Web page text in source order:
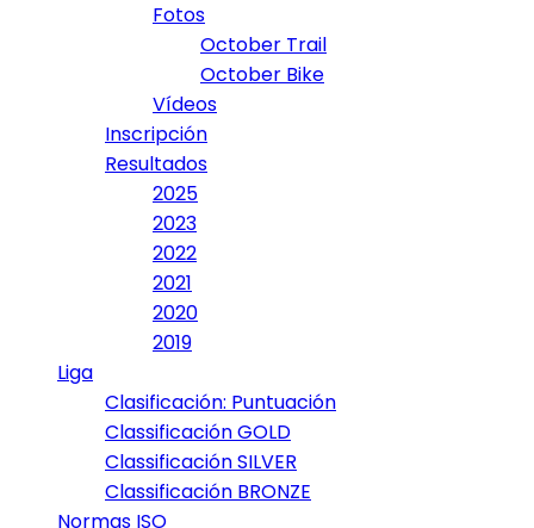
Fotos
October Trail
October Bike
Vídeos
Inscripción
Resultados
2025
2023
2022
2021
2020
2019
Liga
Clasificación: Puntuación
Classificación GOLD
Classificación SILVER
Classificación BRONZE
Normas ISO